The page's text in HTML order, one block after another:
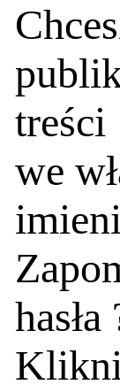
treści
we
hasła